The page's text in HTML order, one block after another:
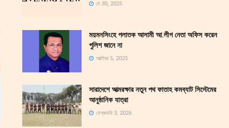
মে 30, 2025
ময়মনসিংহে পলাতক আসামী আ.লীগ নেতা অফিস করেন
পুলিশ জানে না
অক্টোবর 5, 2025
সারাদেশে আত্মরক্ষার নতুন পথ ফাতাহ কমব্যাট সিস্টেমের
আনুষ্ঠানিক যাত্রা
ফেব্রুয়ারি 3, 2026